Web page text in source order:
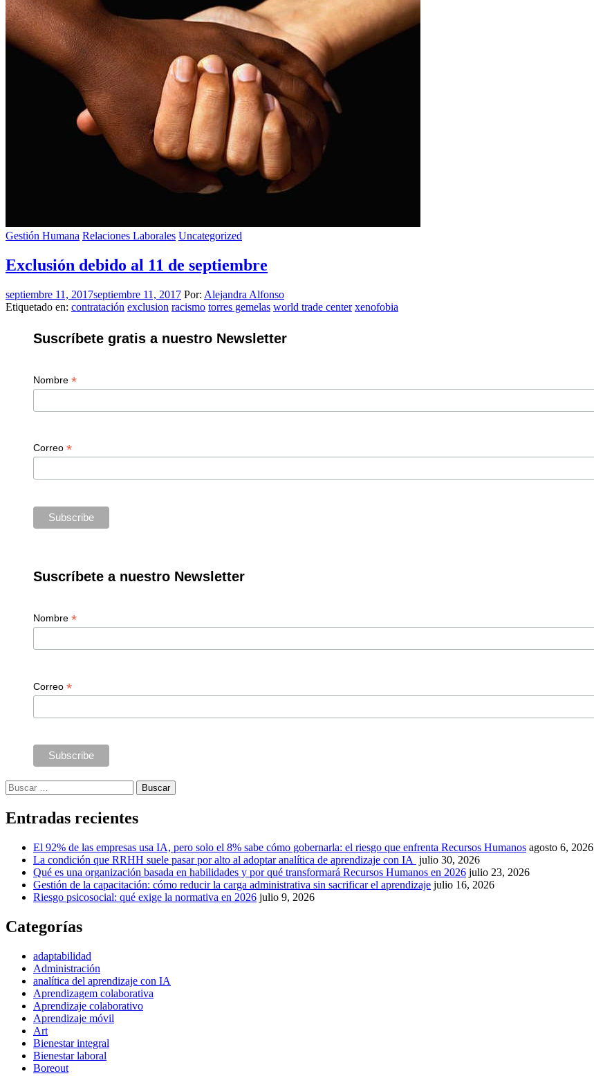
Gestión Humana Relaciones Laborales Uncategorized
Exclusión debido al 11 de septiembre
septiembre 11, 2017septiembre 11, 2017 Por: Alejandra Alfonso
Etiquetado en: contratación exclusion racismo torres gemelas world trade center xenofobia
Suscríbete gratis a nuestro Newsletter
Nombre *
Correo *
Suscríbete a nuestro Newsletter
Nombre *
Correo *
Buscar:
Entradas recientes
El 92% de las empresas usa IA, pero solo el 8% sabe cómo gobernarla: el riesgo que enfrenta Recursos Humanos agosto 6, 2026
La condición que RRHH suele pasar por alto al adoptar analítica de aprendizaje con IA julio 30, 2026
Qué es una organización basada en habilidades y por qué transformará Recursos Humanos en 2026 julio 23, 2026
Gestión de la capacitación: cómo reducir la carga administrativa sin sacrificar el aprendizaje julio 16, 2026
Riesgo psicosocial: qué exige la normativa en 2026 julio 9, 2026
Categorías
adaptabilidad
Administración
analítica del aprendizaje con IA
Aprendizagem colaborativa
Aprendizaje colaborativo
Aprendizaje móvil
Art
Bienestar integral
Bienestar laboral
Boreout